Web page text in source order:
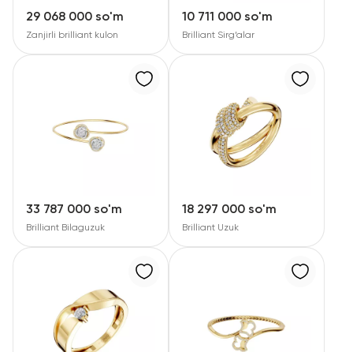
29 068 000 so'm
Zanjirli brilliant kulon
10 711 000 so'm
Brilliant Sirg‘alar
33 787 000 so'm
Brilliant Bilaguzuk
18 297 000 so'm
Brilliant Uzuk